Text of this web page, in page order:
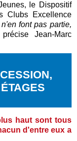
le Dispositif
Clubs Excellence
font pas partie,
Jean-Marc
haut sont tous
d'entre eux a